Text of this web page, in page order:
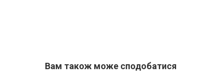
Вам також може сподобатися